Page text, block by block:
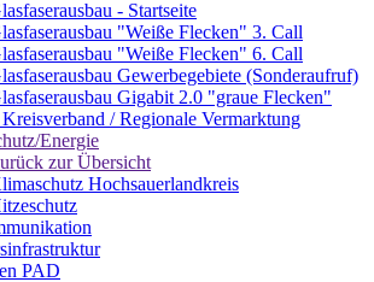
- Startseite
"Weiße Flecken" 3. Call
"Weiße Flecken" 6. Call
Gewerbegebiete (Sonderaufruf)
Gigabit 2.0 "graue Flecken"
/ Regionale Vermarktung
Energie
zur Übersicht
Hochsauerlandkreis
PAD